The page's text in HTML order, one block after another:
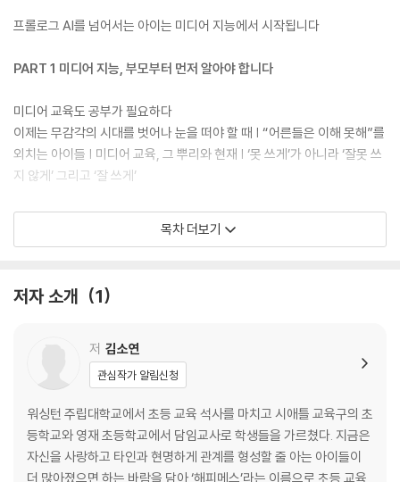
놓치지 않도록 돕는 것이 디지털 미디어 교육의 목표다. 이 책은 부모가 어
털 환경 속에서 어떻게 주도적으로 성장할 수 있는지를 소개한다. 급변하
는 미디어 환경 속에서 우리 아이를 지혜롭게 이끌어줄 든든한 길잡이가
될 것이다.
프롤로그 AI를 넘어서는 아이는 미디어 지능에서 시작됩니다
PART 1 미디어 지능, 부모부터 먼저 알아야 합니다
미디어 교육도 공부가 필요하다
이제는 무감각의 시대를 벗어나 눈을 떠야 할 때 | “어른들은 이해 못해”를
외치는 아이들 | 미디어 교육, 그 뿌리와 현재 | ‘못 쓰게’가 아니라 ‘잘못 쓰
지 않게’ 그리고 ‘잘 쓰게’
어떻게든 잘 키워야 한다는 두려움을 극복하려면
시작은 부모의 미디어 초감정 살피기부터 | 기술에 지배당할 것이라는 두
미디어 사용 시간이 기준이 된 진짜 이유 | 연령별 주목해야 하는 가이드라
인 | 양질의 콘텐츠를 알아보는 안목 키우기 | 국내 미디어 추천 기관 | ‘무
엇을 보느냐’보다 더 중요한 ‘어떻게 보느냐’ | ‘미디어 가이드라인 잘 지키
기’보다 더 중요한 것
PART 2 우리 집만의 미디어 철학을 만들자
목차 더보기
저자 소개 1
저 김소연
관심작가 알림신청
워싱턴 주립대학교에서 초등 교육 석사를 마치고 시애틀 교육구의 초
등학교와 영재 초등학교에서 담임교사로 학생들을 가르쳤다. 지금은
자신을 사랑하고 타인과 현명하게 관계를 형성할 줄 아는 아이들이
더 많아졌으면 하는 바람을 담아 ‘해피메스’라는 이름으로 초등 교육